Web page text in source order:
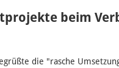
beim
die "rasche